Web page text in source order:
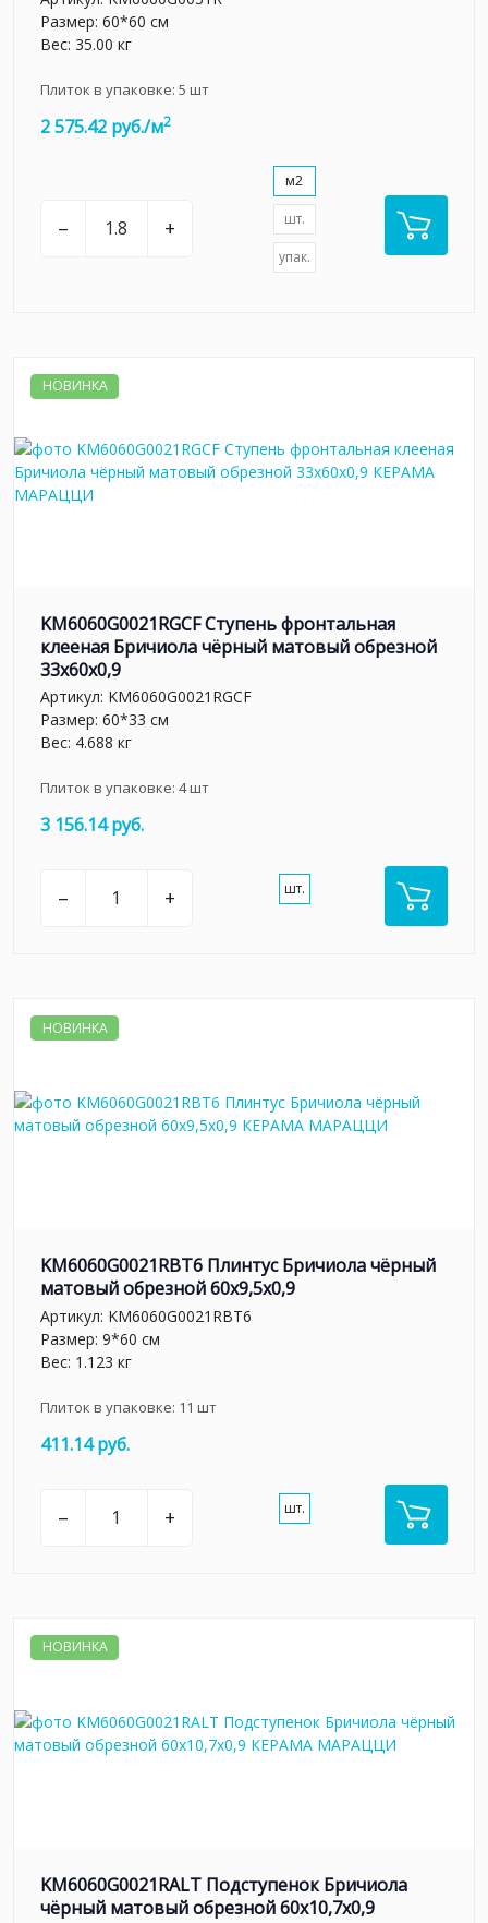
Размер: 60*60 см
Вес: 35.00 кг
Плиток в упаковке: 5 шт
2 575.42 руб./м2
– +
м2
шт.
упак.
НОВИНКА
KM6060G0021RGCF Ступень фронтальная
клееная Бричиола чёрный матовый обрезной
33x60x0,9
Артикул: KM6060G0021RGCF
Размер: 60*33 см
Вес: 4.688 кг
Плиток в упаковке: 4шт
3 156.14 руб.
– + шт.
НОВИНКА
KM6060G0021RBT6 Плинтус Бричиола чёрный
матовый обрезной 60x9,5x0,9
Артикул: KM6060G0021RBT6
Размер: 9*60 см
Вес: 1.123 кг
Плиток в упаковке: 11 шт
411.14 руб.
– + шт.
НОВИНКА
KM6060G0021RALT Подступенок Бричиола
чёрный матовый обрезной 60x10,7x0,9